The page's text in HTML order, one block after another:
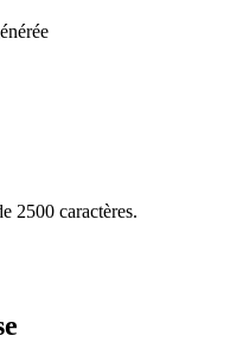
2500 caractères.